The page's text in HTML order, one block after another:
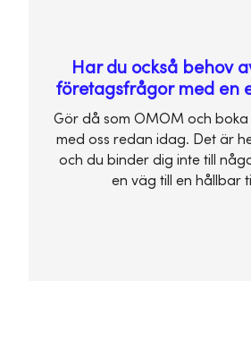
Har du också behov
företagsfrågor med en
Gör då som OMOM och
med oss redan idag. Det är
och du binder dig inte till
en väg till en hållbar